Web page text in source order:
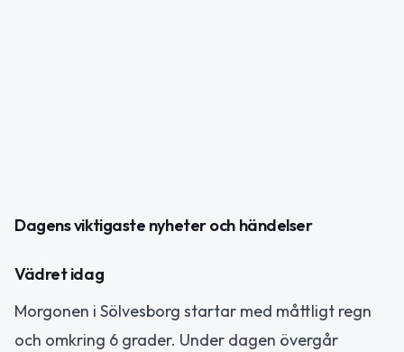
Dagens viktigaste nyheter och händelser
Vädret idag
Morgonen i Sölvesborg startar med måttligt regn
och omkring 6 grader. Under dagen övergår